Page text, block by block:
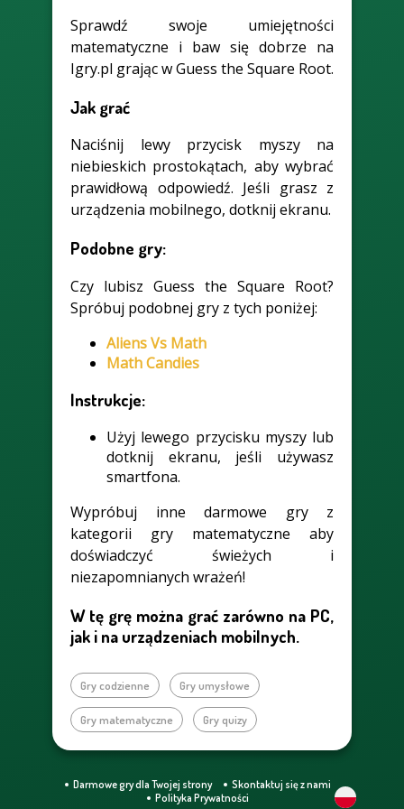
Sprawdź swoje umiejętności
matematyczne i baw się dobrze na
Igry.pl grając w Guess the Square Root.
Jak grać
Naciśnij lewy przycisk myszy na
niebieskich prostokątach, aby wybrać
prawidłową odpowiedź. Jeśli grasz z
urządzenia mobilnego, dotknij ekranu.
Podobne gry:
Czy lubisz Guess the Square Root?
Spróbuj podobnej gry z tych poniżej:
Aliens Vs Math
Math Candies
Instrukcje:
Użyj lewego przycisku myszy lub
dotknij ekranu, jeśli używasz
smartfona.
Wypróbuj inne darmowe gry z
kategorii gry matematyczne aby
doświadczyć świeżych i
niezapomnianych wrażeń!
W tę grę można grać zarówno na PC,
jak i na urządzeniach mobilnych.
Gry codzienne Gry umysłowe
Gry matematyczne Gry quizy
Darmowe gry dla Twojej strony
Skontaktuj się z nami
Polityka Prywatności